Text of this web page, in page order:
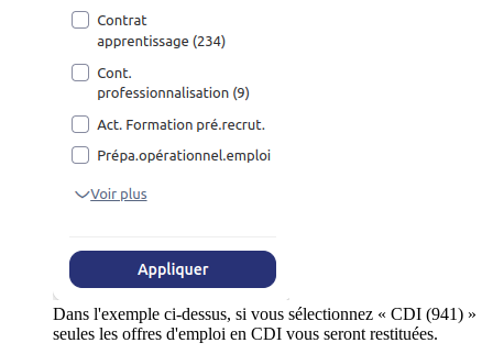
Dans l'exemple ci-dessus, si vous sélectionnez « CDI (941) »
seules les offres d'emploi en CDI vous seront restituées.